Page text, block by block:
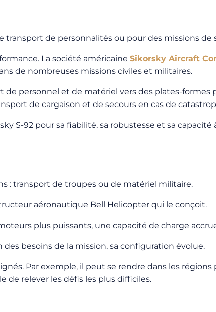
transport de personnalités ou pour des missions de
La société américaine Sikorsky Aircraft
de nombreuses missions civiles et militaires.
de personnel et de matériel vers des plates-
de cargaison et de secours en cas de
S-92 pour sa fiabilité, sa robustesse et sa
: transport de troupes ou de matériel militaire.
aéronautique Bell Helicopter qui le conçoit.
plus puissants, une capacité de charge
des besoins de la mission, sa configuration évolue.
Par exemple, il peut se rendre dans les
de relever les défis les plus difficiles.